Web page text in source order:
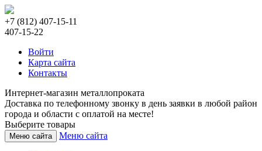
+7 (812) 407-15-11
407-15-22
Войти
Карта сайта
Контакты
Интернет-магазин металлопроката
Доставка по телефонному звонку в день заявки в любой район
города и области с оплатой на месте!
Выберите товары
Меню сайта Меню сайта